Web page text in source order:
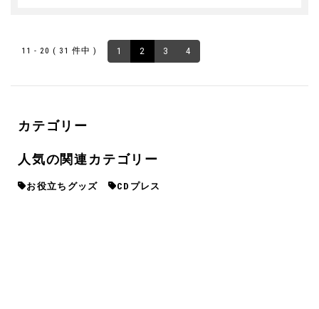
11 - 20 ( 31 件中 ) 1 2 3 4
カテゴリー
人気の関連カテゴリー
お役立ちグッズ CDプレス